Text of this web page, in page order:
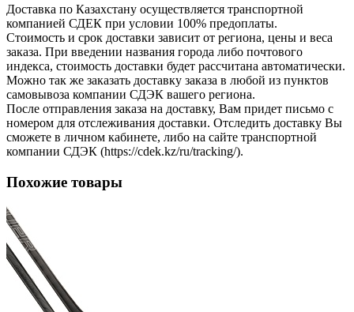
Доставка по Казахстану осуществляется транспортной
компанией СДЕК при условии 100% предоплаты.
Стоимость и срок доставки зависит от региона, цены и веса
заказа. При введении названия города либо почтового
индекса, стоимость доставки будет рассчитана автоматически.
Можно так же заказать доставку заказа в любой из пунктов
самовывоза компании СДЭК вашего региона.
После отправления заказа на доставку, Вам придет письмо с
номером для отслеживания доставки. Отследить доставку Вы
сможете в личном кабинете, либо на сайте транспортной
компании СДЭК (https://cdek.kz/ru/tracking/).
Похожие товары